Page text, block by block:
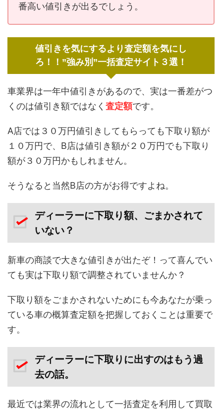
番高い値引きが出るでしょう。
値引きを気にするより査定額を気にし
ろ！！”強み別”一括査定サイト３選！
車業界は一年中値引きがあるので、実は一番差がつ
くのは値引き額ではなく 査定額です。
A店では３０万円値引きしてもらっても下取り額が
１０万円で、B店は値引き額が２０万円でも下取り
額が３０万円かもしれません。
そうなると当然B店の方がお得ですよね。
ディーラーに下取り額、ごまかされて
いない？
新車の商談で大きな値引きが出たぞ！って喜んでい
ても実は下取り額で調整されていませんか？
下取り額をごまかされないためにも今あなたが乗っ
ている車の概算査定額を把握しておくことは重要で
す。
ディーラーに下取りに出すのはもう過
去の話。
最近では業界の流れとして一括査定を利用して買取